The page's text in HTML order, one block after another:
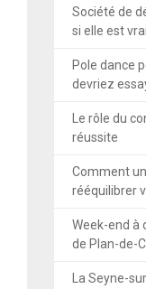
Société de
si elle est
Pole dance
devriez
Le rôle du
réussite
Comment
rééquilibrer
Week-end à
de Plan-de-
La Seyne-